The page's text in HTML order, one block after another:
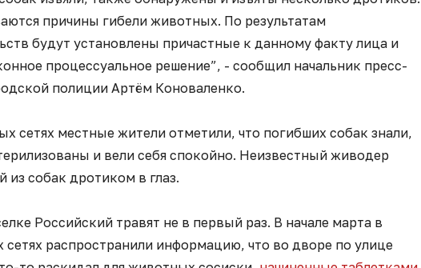
причины гибели животных. По результатам
будут установлены причастные к данному факту лица и
процессуальное решение”, - сообщил начальник пресс-
полиции Артём Коноваленко.
сетях местные жители отметили, что погибших собак знали,
и вели себя спокойно. Неизвестный живодер
из собак дротиком в глаз.
Российский травят не в первый раз. В начале марта в
сетях распространили информацию, что во дворе по улице